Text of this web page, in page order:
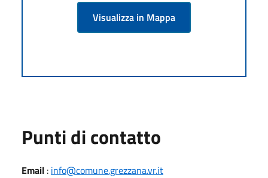
Visualizza in Mappa
Punti di contatto
Email : info@comune.grezzana.vr.it